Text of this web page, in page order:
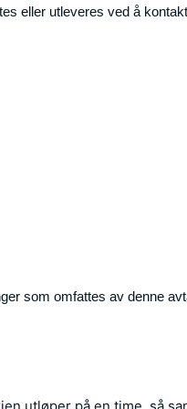
eller utleveres ved å
som omfattes av denne